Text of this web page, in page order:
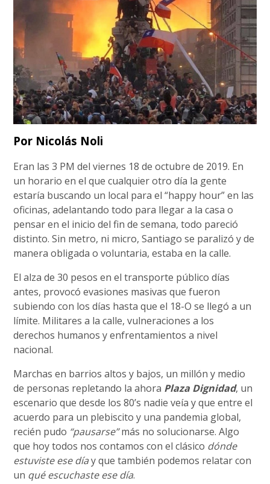
Por Nicolás Noli
Eran las 3 PM del viernes 18 de octubre de 2019. En
un horario en el que cualquier otro día la gente
estaría buscando un local para el “happy hour” en las
oficinas, adelantando todo para llegar a la casa o
pensar en el inicio del fin de semana, todo pareció
distinto. Sin metro, ni micro, Santiago se paralizó y de
manera obligada o voluntaria, estaba en la calle.
El alza de 30 pesos en el transporte público días
antes, provocó evasiones masivas que fueron
subiendo con los días hasta que el 18-O se llegó a un
límite. Militares a la calle, vulneraciones a los
derechos humanos y enfrentamientos a nivel
nacional.
Marchas en barrios altos y bajos, un millón y medio
de personas repletando la ahora Plaza Dignidad, un
escenario que desde los 80’s nadie veía y que entre el
acuerdo para un plebiscito y una pandemia global,
recién pudo “pausarse”más no solucionarse. Algo
que hoy todos nos contamos con el clásico dónde
estuviste ese díay que también podemos relatar con
un qué escuchaste ese día.